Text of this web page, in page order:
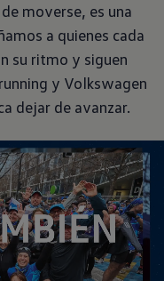
moverse, es una
a quienes cada
su ritmo y siguen
y Volkswagen
dejar de avanzar.